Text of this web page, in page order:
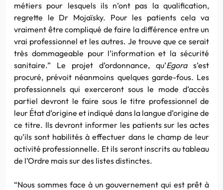
métiers pour lesquels ils n’ont pas la qualification,
regrette le Dr Mojaïsky. Pour les patients cela va
vraiment être compliqué de faire la différence entre un
vrai professionnel et les autres. Je trouve que ce serait
très dommageable pour l’information et la sécurité
sanitaire.” Le projet d’ordonnance, qu’Egoras’est
procuré, prévoit néanmoins quelques garde-fous. Les
professionnels qui exerceront sous le mode d’accès
partiel devront le faire sous le titre professionnel de
leur État d’origine et indiqué dans la langue d’origine de
ce titre. Ils devront informer les patients sur les actes
qu’ils sont habilités à effectuer dans le champ de leur
activité professionnelle. Et ils seront inscrits au tableau
de l’Ordre mais sur des listes distinctes.
“Nous sommes face à un gouvernement qui est prêt à